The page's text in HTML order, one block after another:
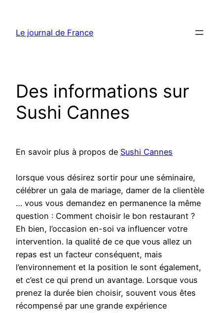
contenu
Le journal de France
Des informations sur
Sushi Cannes
En savoir plus à propos de Sushi Cannes
lorsque vous désirez sortir pour une séminaire,
célébrer un gala de mariage, damer de la clientèle
… vous vous demandez en permanence la même
question : Comment choisir le bon restaurant ?
Eh bien, l’occasion en-soi va influencer votre
intervention. la qualité de ce que vous allez un
repas est un facteur conséquent, mais
l’environnement et la position le sont également,
et c’est ce qui prend un avantage. Lorsque vous
prenez la durée bien choisir, souvent vous êtes
récompensé par une grande expérience